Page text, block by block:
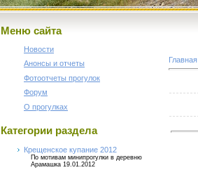
Меню сайта
Новости
Анонсы и отчеты
Фотоотчеты прогулок
Форум
О прогулках
Категории раздела
Крещенское купание 2012
По мотивам минипрогулки в деревню
Арамашка 19.01.2012
Главная